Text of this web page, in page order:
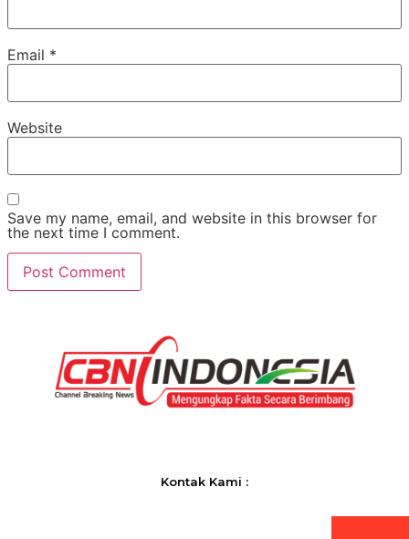
Email *
Website
Save my name, email, and website in this browser for
the next time I comment.
Kontak Kami :